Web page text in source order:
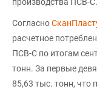
Согласно
расчетное
ПСВ-С по итогам
тонн. За первые
85,63 тыс. тонн,